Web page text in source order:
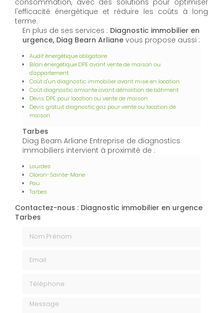
consommation, avec des solutions pour optimiser
l'efficacité énergétique et réduire les coûts à long
terme.
En plus de ses services : Diagnostic immobilier en
urgence, Diag Bearn Arliane vous propose aussi :
Audit énergétique obligatoire
Bilan énergétique DPE avant vente de maison ou
d'appartement
Coût d'un diagnostic immobilier avant mise en location
Coût diagnostic amiante avant démolition de bâtiment
Devis DPE pour location ou vente de maison
Devis gratuit diagnostic gaz pour vente ou location de
maison
Tarbes
Diag Bearn Arliane Entreprise de diagnostics
immobiliers intervient à proximité de :
Lourdes
Oloron-Sainte-Marie
Pau
Tarbes
Contactez-nous : Diagnostic immobilier en urgence
Tarbes
Message